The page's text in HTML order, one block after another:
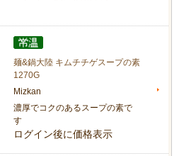
麺&鍋大陸 キムチチゲスープの素
1270G
Mizkan
濃厚でコクのあるスープの素で
す
ログイン後に価格表示